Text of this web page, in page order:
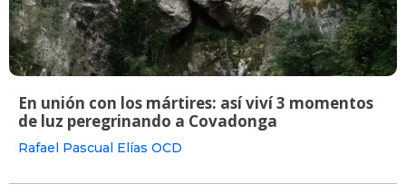
En unión con los mártires: así viví 3 momentos
de luz peregrinando a Covadonga
Rafael Pascual Elías OCD